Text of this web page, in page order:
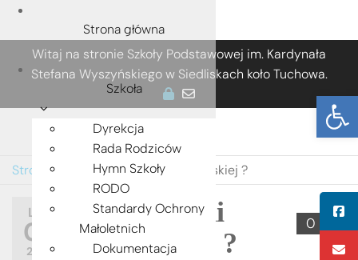
PrzejdźWitaj na stronie Szkoły Podstawowej im. Kardynała
Stefana Wyszyńskiego w Siedliskach koło Tuchowa.
Strona główna»Dzień Myśli Braterskiej ?
LUT
09
2024
0
Dzień Myśli
Braterskiej ?
Strona główna
Szkoła
Dyrekcja
Rada Rodziców
Hymn Szkoły
RODO
Standardy Ochrony
Małoletnich
Dokumentacja